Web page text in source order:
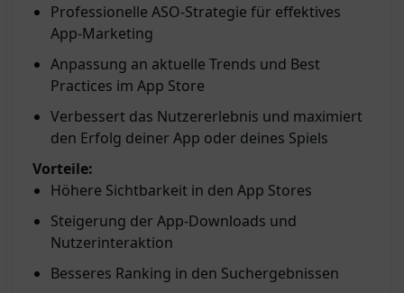
Professionelle ASO-Strategie für effektives
App-Marketing
Anpassung an aktuelle Trends und Best
Practices im App Store
Verbessert das Nutzererlebnis und maximiert
den Erfolg deiner App oder deines Spiels
Vorteile:
Höhere Sichtbarkeit in den App Stores
Steigerung der App-Downloads und
Nutzerinteraktion
Besseres Ranking in den Suchergebnissen